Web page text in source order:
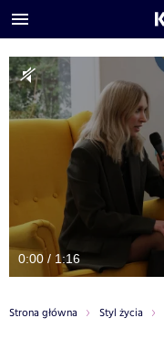
0:00 / 1:16
Strona główna Styl życia